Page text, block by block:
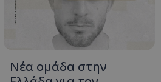
Νέα ομάδα στην